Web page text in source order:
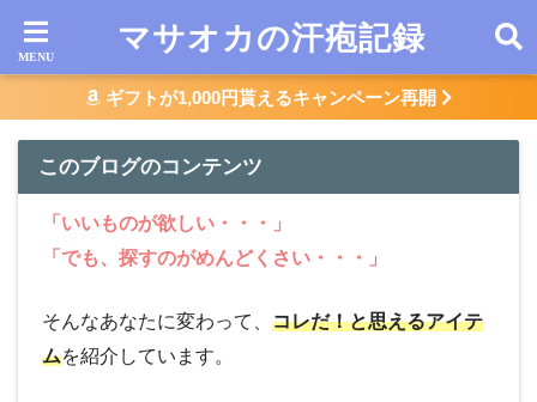
マサオカの汗疱記録
ギフトが1,000円貰えるキャンペーン再開
このブログのコンテンツ
「いいものが欲しい・・・」
「でも、探すのがめんどくさい・・・」
そんなあなたに変わって、 コレだ！と思えるアイテ
ムを紹介しています。